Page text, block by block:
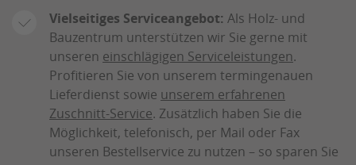
Vielseitiges Serviceangebot: Als Holz- und
Bauzentrum unterstützen wir Sie gerne mit
unseren einschlägigen Serviceleistungen.
Profitieren Sie von unserem termingenauen
Lieferdienst sowie unserem erfahrenen
Zuschnitt-Service. Zusätzlich haben Sie die
Möglichkeit, telefonisch, per Mail oder Fax
unseren Bestellservice zu nutzen – so sparen Sie